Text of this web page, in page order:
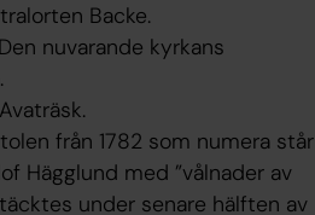
Backe.
nuvarande kyrkans
från 1782 som numera står
Hägglund med ”vålnader av
under senare hälften av